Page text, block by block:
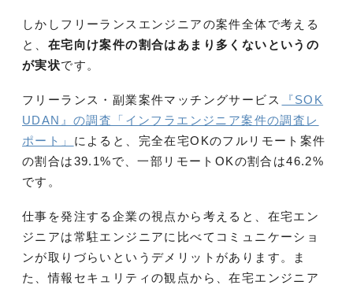
しかしフリーランスエンジニアの案件全体で考える
と、 在宅向け案件の割合はあまり多くないというの
が実状です。
フリーランス・副業案件マッチングサービス
『SOK
UDAN』の調査「インフラエンジニア案件の調査レ
ポート」 によると、完全在宅OKのフルリモート案件
の割合は39.1%で、一部リモートOKの割合は46.2%
です。
仕事を発注する企業の視点から考えると、在宅エン
ジニアは常駐エンジニアに比べてコミュニケーショ
ンが取りづらいというデメリットがあります。ま
た、情報セキュリティの観点から、在宅エンジニア